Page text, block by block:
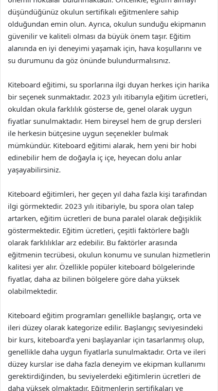
düşündüğünüz okulun sertifikalı eğitmenlere sahip
olduğundan emin olun. Ayrıca, okulun sunduğu ekipmanın
güvenilir ve kaliteli olması da büyük önem taşır. Eğitim
alanında en iyi deneyimi yaşamak için, hava koşullarını ve
su durumunu da göz önünde bulundurmalısınız.
Kiteboard eğitimi, su sporlarına ilgi duyan herkes için harika
bir seçenek sunmaktadır. 2023 yılı itibarıyla eğitim ücretleri,
okuldan okula farklılık gösterse de, genel olarak uygun
fiyatlar sunulmaktadır. Hem bireysel hem de grup dersleri
ile herkesin bütçesine uygun seçenekler bulmak
mümkündür. Kiteboard eğitimi alarak, hem yeni bir hobi
edinebilir hem de doğayla iç içe, heyecan dolu anlar
yaşayabilirsiniz.
Kiteboard eğitimleri, her geçen yıl daha fazla kişi tarafından
ilgi görmektedir. 2023 yılı itibariyle, bu spora olan talep
artarken, eğitim ücretleri de buna paralel olarak değişiklik
göstermektedir. Eğitim ücretleri, çeşitli faktörlere bağlı
olarak farklılıklar arz edebilir. Bu faktörler arasında
eğitmenin tecrübesi, okulun konumu ve sunulan hizmetlerin
kalitesi yer alır. Özellikle popüler kiteboard bölgelerinde
fiyatlar, daha az bilinen bölgelere göre daha yüksek
olabilmektedir.
Kiteboard eğitim programları genellikle başlangıç, orta ve
ileri düzey olarak kategorize edilir. Başlangıç seviyesindeki
bir kurs, kiteboard’a yeni başlayanlar için tasarlanmış olup,
genellikle daha uygun fiyatlarla sunulmaktadır. Orta ve ileri
düzey kurslar ise daha fazla deneyim ve ekipman kullanımı
gerektirdiğinden, bu seviyelerdeki eğitimlerin ücretleri de
daha yüksek olmaktadır. Eğitmenlerin sertifikaları ve